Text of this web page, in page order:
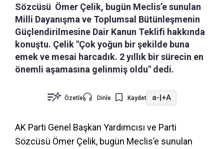
Sözcüsü Ömer Çelik, bugün Meclis’e sunulan
Milli Dayanışma ve Toplumsal Bütünleşmenin
Güçlendirilmesine Dair Kanun Teklifi hakkında
konuştu. Çelik "Çok yoğun bir şekilde buna
emek ve mesai harcadık. 2 yıllık bir sürecin en
önemli aşamasına gelinmiş oldu" dedi.
Özetle Dinle Kaydet a-|+A
AK Parti Genel Başkan Yardımcısı ve Parti
Sözcüsü Ömer Çelik, bugün Meclis’e sunulan